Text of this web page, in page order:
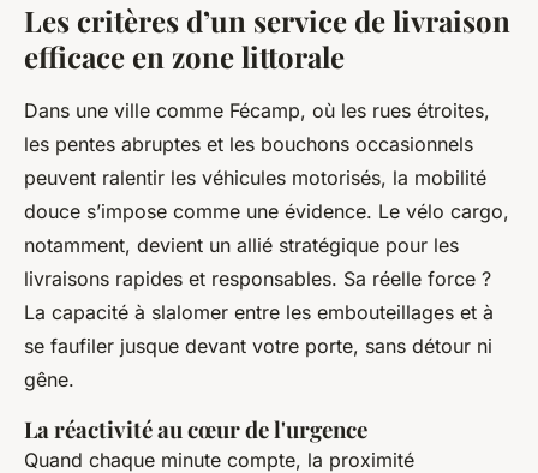
Les critères d’un service de livraison
efficace en zone littorale
Dans une ville comme Fécamp, où les rues étroites,
les pentes abruptes et les bouchons occasionnels
peuvent ralentir les véhicules motorisés, la mobilité
douce s’impose comme une évidence. Le vélo cargo,
notamment, devient un allié stratégique pour les
livraisons rapides et responsables. Sa réelle force ?
La capacité à slalomer entre les embouteillages et à
se faufiler jusque devant votre porte, sans détour ni
gêne.
La réactivité au cœur de l'urgence
Quand chaque minute compte, la proximité